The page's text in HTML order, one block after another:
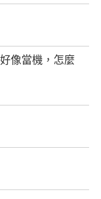
像當機，怎麼